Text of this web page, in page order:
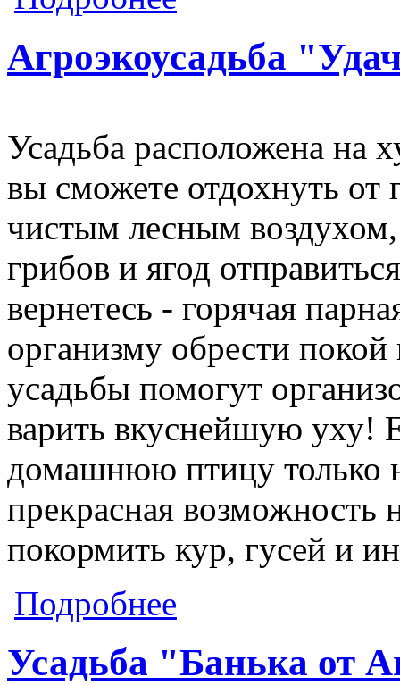
Агроэкоусадьба
Усадьба расположена на
вы сможете отдохнуть от
чистым лесным
грибов и ягод
вернетесь - горячая
организму обрести
усадьбы помогут
варить вкуснейшую уху!
домашнюю птицу только
прекрасная возможность
покормить кур, гусей и
Подробнее
Усадьба "Банька от